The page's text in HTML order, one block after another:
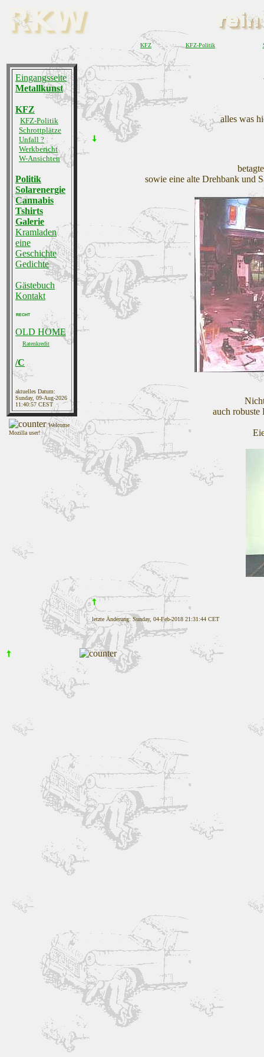
KFZ KFZ-Politik
Eingangsseite
Metallkunst
KFZ
KFZ-Politik
Schrottplätze
Unfall ?
Werkbericht
W-Ansichten
Politik
Solarenergie
Cannabis
Tshirts
Galerie
Kramladen
eine
Geschichte
Gedichte
Gästebuch
Kontakt
RECHT
OLD HOME
Ratenkredit
/C
aktuelles Datum:
Sunday, 09-Aug-2026
11:40:57 CEST
Welcome
Mozilla user!
alles was
sowie eine alte Drehbank und
auch robuste
letzte Änderung: Sunday, 04-Feb-2018 21:31:44 CET